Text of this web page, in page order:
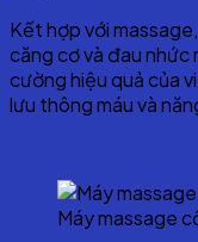
Kết hợp với
căng cơ và đau nhức
cường hiệu quả của
lưu thông máu và
Máy massage